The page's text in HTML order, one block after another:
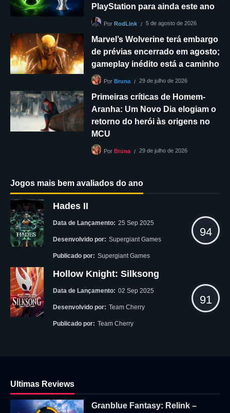
PlayStation para ainda este ano
Por RodLink 5 de agosto de 2026
Marvel’s Wolverine terá embargo
de prévias encerrado em agosto;
gameplay inédito está a caminho
Por Bruna 29 de julho de 2026
Primeiras críticas de Homem-
Aranha: Um Novo Dia elogiam o
retorno do herói às origens no
MCU
Por Bruna 29 de julho de 2026
Jogos mais bem avaliados do ano
Hades II
Data de Lançamento: 25 Sep 2025
Desenvolvido por: Supergiant Games
Publicado por: Supergiant Games
94
Hollow Knight: Silksong
Data de Lançamento: 02 Sep 2025
Desenvolvido por: Team Cherry
Publicado por: Team Cherry
91
Ultimas Reviews
Granblue Fantasy: Relink –